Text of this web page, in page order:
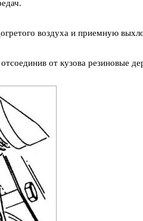
воздуха и приемную
от кузова резиновые